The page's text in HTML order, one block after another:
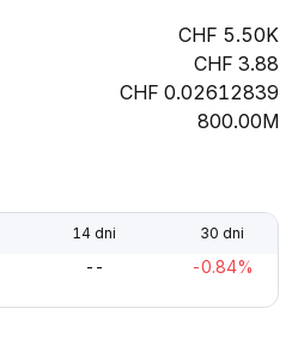
5.50K
3.88
0.02612839
800.00M
14 dni 30 dni
-- -0.84%